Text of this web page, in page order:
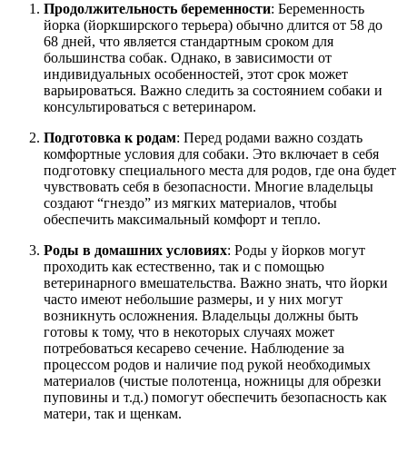
Продолжительность беременности: Беременность
йорка (йоркширского терьера) обычно длится от 58 до
68 дней, что является стандартным сроком для
большинства собак. Однако, в зависимости от
индивидуальных особенностей, этот срок может
варьироваться. Важно следить за состоянием собаки и
консультироваться с ветеринаром.
Подготовка к родам: Перед родами важно создать
комфортные условия для собаки. Это включает в себя
подготовку специального места для родов, где она будет
чувствовать себя в безопасности. Многие владельцы
создают “гнездо” из мягких материалов, чтобы
обеспечить максимальный комфорт и тепло.
Роды в домашних условиях: Роды у йорков могут
проходить как естественно, так и с помощью
ветеринарного вмешательства. Важно знать, что йорки
часто имеют небольшие размеры, и у них могут
возникнуть осложнения. Владельцы должны быть
готовы к тому, что в некоторых случаях может
потребоваться кесарево сечение. Наблюдение за
процессом родов и наличие под рукой необходимых
материалов (чистые полотенца, ножницы для обрезки
пуповины и т.д.) помогут обеспечить безопасность как
матери, так и щенкам.